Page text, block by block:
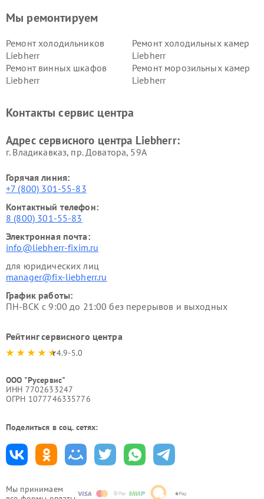
Мы принимаем
Мы ремонтируем
Ремонт холодильников
Liebherr
Ремонт холодильных камер
Liebherr
Ремонт винных шкафов
Liebherr
Ремонт морозильных камер
Liebherr
Контакты сервис центра
Адрес сервисного центра Liebherr:
г. Владикавказ, пр. Доватора, 59А
Горячая линия:
+7 (800) 301-55-83
Контактный телефон:
8 (800) 301-55-83
Электронная почта:
info@liebherr-fixim.ru
для юридических лиц
manager@fix-liebherr.ru
График работы:
ПН-ВСК с 9:00 до 21:00 без перерывов и выходных
Рейтинг сервисного центра
4.9-5.0
ООО "Русервис"
ИНН 7702633247
ОГРН 1077746335776
Поделиться в соц. сетях: